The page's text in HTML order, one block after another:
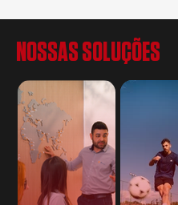
NOSSAS SOLUÇÕES